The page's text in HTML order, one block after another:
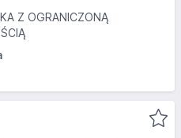
Z OGRANICZONĄ